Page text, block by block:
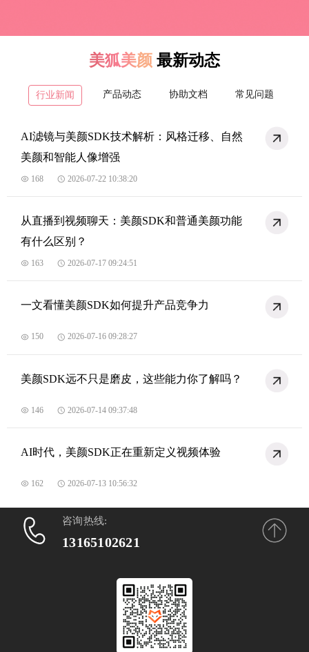
美狐美颜 最新动态
行业新闻 产品动态 协助文档 常见问题
AI滤镜与美颜SDK技术解析：风格迁移、自然
美颜和智能人像增强
168 2026-07-22 10:38:20
从直播到视频聊天：美颜SDK和普通美颜功能
有什么区别？
163 2026-07-17 09:24:51
一文看懂美颜SDK如何提升产品竞争力
150 2026-07-16 09:28:27
美颜SDK远不只是磨皮，这些能力你了解吗？
146 2026-07-14 09:37:48
AI时代，美颜SDK正在重新定义视频体验
162 2026-07-13 10:56:32
咨询热线:
13165102621